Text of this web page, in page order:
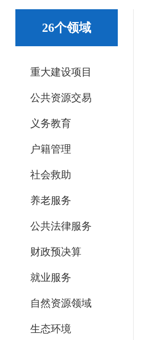
26个领域
重大建设项目
公共资源交易
义务教育
户籍管理
社会救助
养老服务
公共法律服务
财政预决算
就业服务
自然资源领域
生态环境